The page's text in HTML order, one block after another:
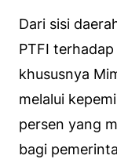
Dari sisi
PTFI
khususnya
melalui
persen yang
bagi